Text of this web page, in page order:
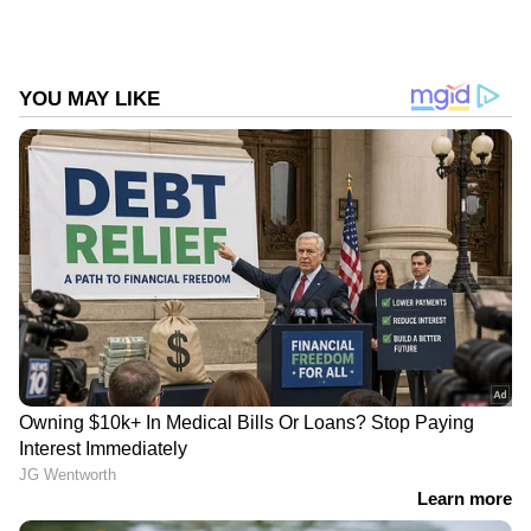
ട്രോമ സെൻ്ററിലേക്ക് മാറ്റി.
DOWNLOAD APP
ഇന്ത്യയിലെയും ലോകമെമ്പാടുമുള്ള എല്ലാ